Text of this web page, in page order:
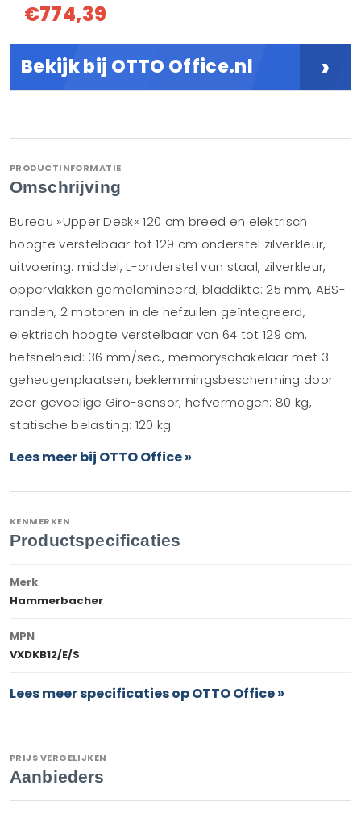
€774,39
Bekijk bij OTTO Office.nl ›
PRODUCTINFORMATIE
Omschrijving
Bureau »Upper Desk« 120 cm breed en elektrisch
hoogte verstelbaar tot 129 cm onderstel zilverkleur,
uitvoering: middel, L-onderstel van staal, zilverkleur,
oppervlakken gemelamineerd, bladdikte: 25 mm, ABS-
randen, 2 motoren in de hefzuilen geïntegreerd,
elektrisch hoogte verstelbaar van 64 tot 129 cm,
hefsnelheid: 36 mm/sec., memoryschakelaar met 3
geheugenplaatsen, beklemmingsbescherming door
zeer gevoelige Giro-sensor, hefvermogen: 80 kg,
statische belasting: 120 kg
Lees meer bij OTTO Office »
KENMERKEN
Productspecificaties
Merk
Hammerbacher
MPN
VXDKB12/E/S
Lees meer specificaties op OTTO Office »
PRIJS VERGELIJKEN
Aanbieders